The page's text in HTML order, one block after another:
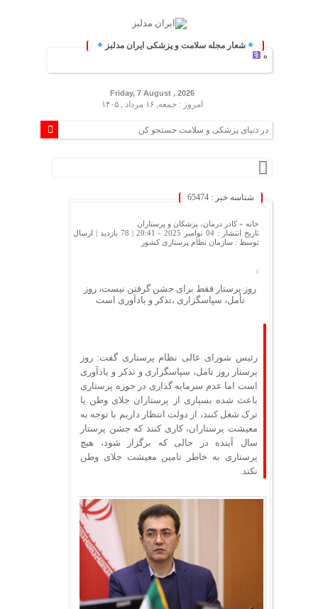
شعار مجله سلامت و پزشکی ایران مدلبز
Friday, 7 August , 2026
امروز : جمعه, ۱۶ مرداد , ۱۴۰۵
شناسه خبر : 65474
خانه »کادر درمان، پزشکان و پرستاران
تاریخ انتشار : 04 نوامبر 2025 - 20:41 |
78 بازدید
| ارسال
توسط : سازمان نظام پرستاری کشور
روز پرستار فقط برای جشن گرفتن نیست، روز
تأمل، سپاسگزاری ،تذکر و یادآوری است
رئیس شورای عالی نظام پرستاری گفت: روز
پرستار روز تامل، سپاسگزاری و تذکر و یادآوری
است اما عدم سرمایه گذاری در حوزه پرستاری
باعث شده بسیاری از پرستاران جلای وطن یا
ترک شغل کنند، از دولت انتظار داریم با توجه به
معیشت پرستاران، کاری کنند که جشن پرستار
سال آینده در حالی که برگزار شود، هیچ
پرستاری به خاطر تامین معیشت جلای وطن
نکند.